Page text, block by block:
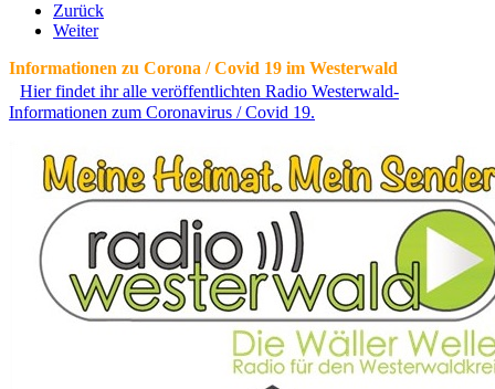
Zurück
Weiter
Informationen zu Corona / Covid 19 im Westerwald
Hier findet ihr alle veröffentlichten Radio Westerwald-
Informationen zum Coronavirus / Covid 19.